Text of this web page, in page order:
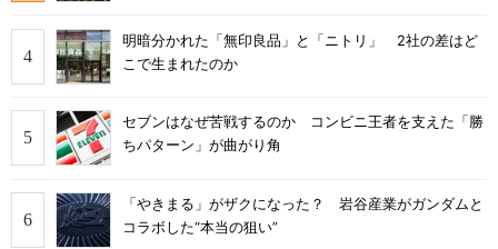
明暗分かれた「無印良品」と「ニトリ」 2社の差はど
こで生まれたのか
セブンはなぜ苦戦するのか コンビニ王者を支えた「勝
ちパターン」が曲がり角
「やきまる」がザクになった？ 岩谷産業がガンダムと
コラボした“本当の狙い”